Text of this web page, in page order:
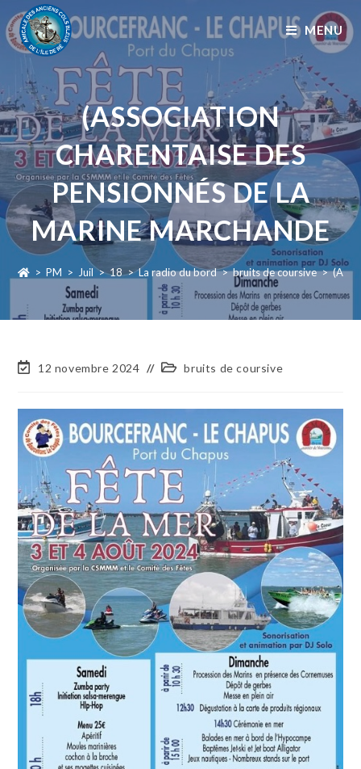
MENU
(ASSOCIATION
CHARENTAISE DES
PENSIONNÉS DE LA
MARINE MARCHANDE
> PM > Juil > 18 > La radio du bord > bruits de coursive >
12 novembre 2024 bruits de coursive